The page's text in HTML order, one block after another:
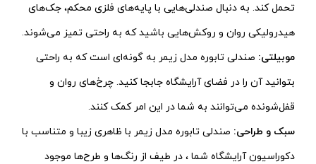
تحمل کند. به دنبال صندلی‌هایی با پایه‌های فلزی محکم، جک‌های
هیدرولیکی روان و روکش‌هایی باشید که به راحتی تمیز می‌شوند.
موبیلتی: صندلی تابوره مدل زیمر به گونه‌ای است که به راحتی
بتوانید آن را در فضای آرایشگاه جابجا کنید. چرخ‌های روان و
قفل‌شونده می‌توانند به شما در این امر کمک کنند.
سبک و طراحی: صندلی تابوره مدل زیمر با ظاهری زیبا و متناسب با
دکوراسیون آرایشگاه شما ، در طیف از رنگ‌ها و طرح‌ها موجود